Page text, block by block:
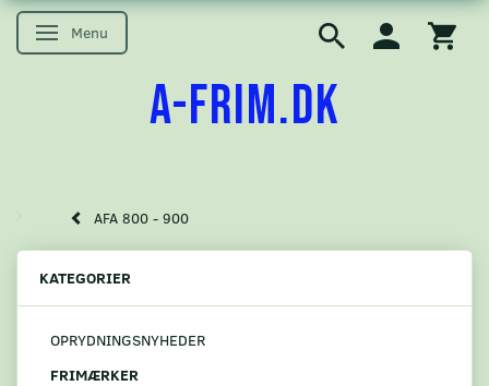
Skifte navigation
Menu
A-FRIM.DK
AFA 800 - 900
KATEGORIER
OPRYDNINGSNYHEDER
FRIMÆRKER